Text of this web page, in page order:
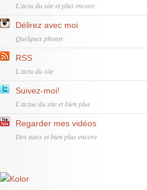
L'actu du site et plus encore
Délirez avec moi
Quelques photos
RSS
L'actu du site
Suivez-moi!
L'actue du site et bien plus
Regarder mes vidéos
Des tutos et bien plus encore